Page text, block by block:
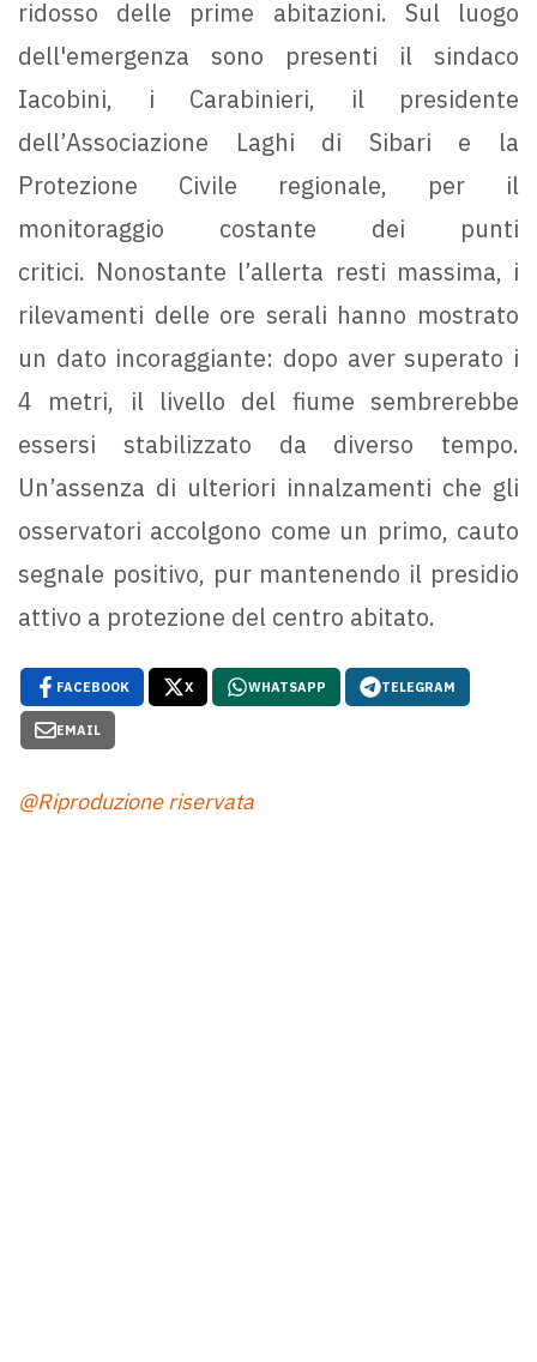
ridosso delle prime abitazioni. Sul luogo
dell'emergenza sono presenti il sindaco
Iacobini, i Carabinieri, il presidente
dell’Associazione Laghi di Sibari e la
Protezione Civile regionale, per il
monitoraggio costante dei punti
critici. Nonostante l’allerta resti massima, i
rilevamenti delle ore serali hanno mostrato
un dato incoraggiante: dopo aver superato i
4 metri, il livello del fiume sembrerebbe
essersi stabilizzato da diverso tempo.
Un’assenza di ulteriori innalzamenti che gli
osservatori accolgono come un primo, cauto
segnale positivo, pur mantenendo il presidio
attivo a protezione del centro abitato.
FACEBOOK X WHATSAPP TELEGRAM
EMAIL
@Riproduzione riservata